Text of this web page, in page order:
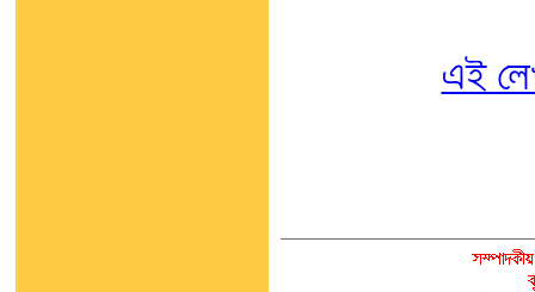
এই